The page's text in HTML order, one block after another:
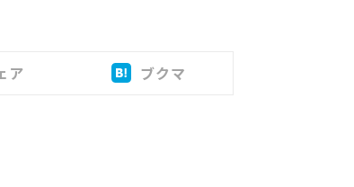
ア ブクマ